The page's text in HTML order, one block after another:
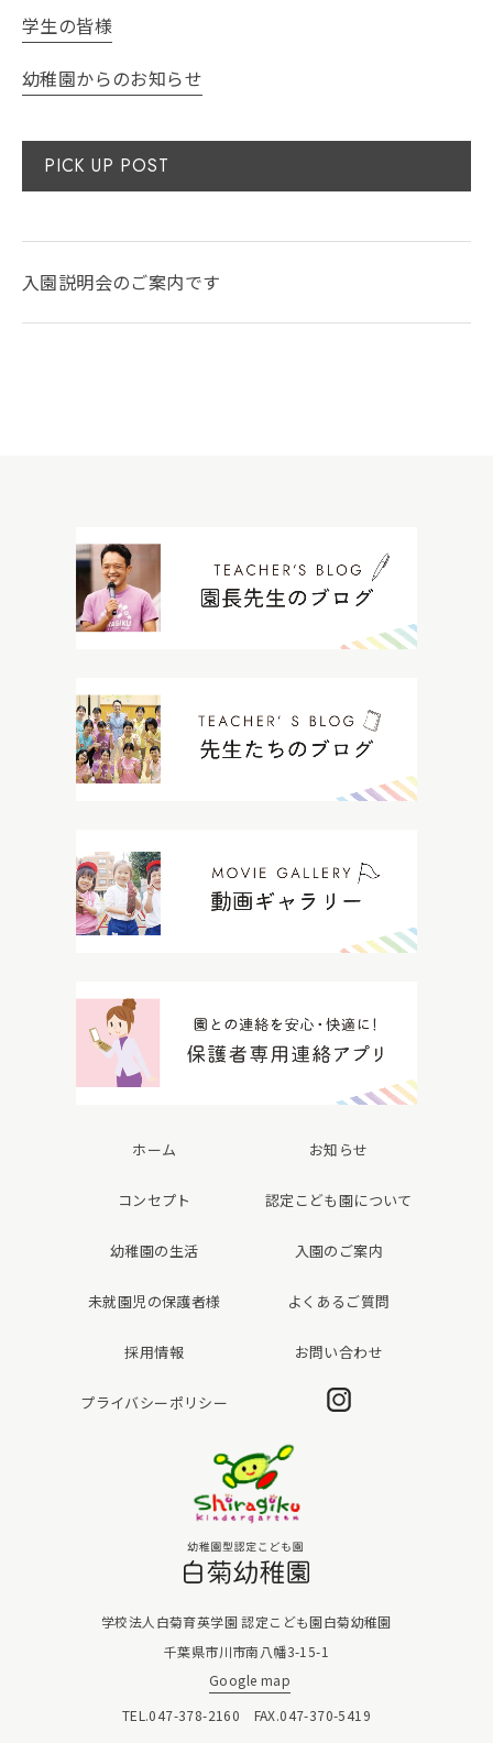
学生の皆様
幼稚園からのお知らせ
PICK UP POST
入園説明会のご案内です
ホーム お知らせ
コンセプト 認定こども園について
幼稚園の生活 入園のご案内
未就園児の保護者様 よくあるご質問
採用情報 お問い合わせ
プライバシーポリシー
学校法人白菊育英学園 認定こども園白菊幼稚園
千葉県市川市南八幡3-15-1
Google map
TEL.047-378-2160 FAX.047-370-5419